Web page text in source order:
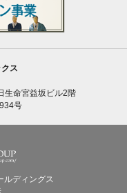
ス
生命宮益坂ビル2階
号
ルディングス